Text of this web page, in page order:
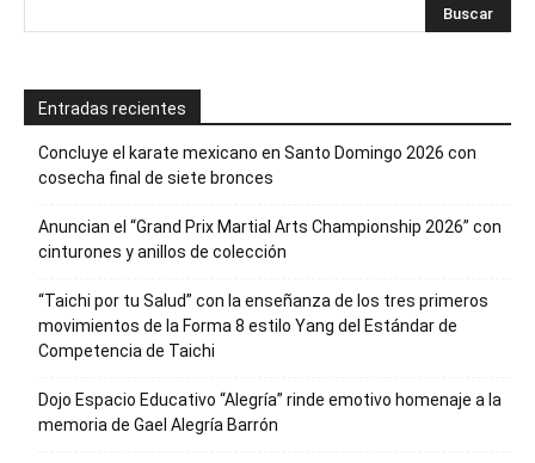
Entradas recientes
Concluye el karate mexicano en Santo Domingo 2026 con
cosecha final de siete bronces
Anuncian el “Grand Prix Martial Arts Championship 2026” con
cinturones y anillos de colección
“Taichi por tu Salud” con la enseñanza de los tres primeros
movimientos de la Forma 8 estilo Yang del Estándar de
Competencia de Taichi
Dojo Espacio Educativo “Alegría” rinde emotivo homenaje a la
memoria de Gael Alegría Barrón